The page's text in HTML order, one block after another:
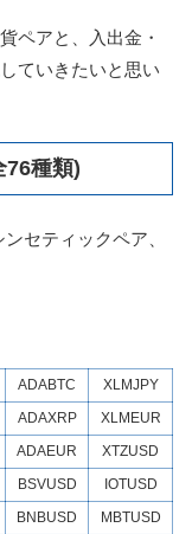
ペアと、入出金・
ていきたいと思い
76種類)
セティックペア、
ADABTC
XLMJPY
ADAXRP
XLMEUR
ADAEUR
XTZUSD
BSVUSD
IOTUSD
BNBUSD
MBTUSD